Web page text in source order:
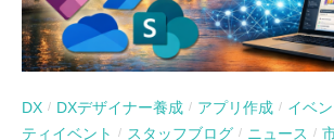
DX / DXデザイナー養成 / アプリ作成 / イベ
ティイベント
/ スタッフブログ / ニュース /